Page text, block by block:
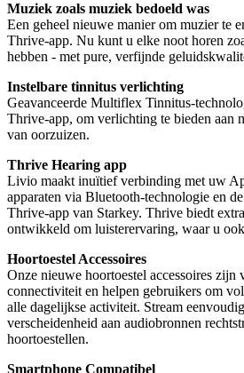
Muziek zoals muziek bedoeld was
Een geheel nieuwe manier om muzier te
Thrive-app. Nu kunt u elke noot horen
hebben - met pure, verfijnde
Instelbare tinnitus verlichting
Geavanceerde Multiflex Tinnitus-
Thrive-app, om verlichting te bieden aan
van oorzuizen.
Thrive Hearing app
Livio maakt inuïtief verbinding met uw
apparaten via Bluetooth-technologie en
Thrive-app van Starkey. Thrive biedt
ontwikkeld om luisterervaring, waar u
Hoortoestel Accessoires
Onze nieuwe hoortoestel accessoires zijn
connectiviteit en helpen gebruikers om
alle dagelijkse activiteit. Stream
verscheidenheid aan audiobronnen
hoortoestellen.
Smartphone Compatibel